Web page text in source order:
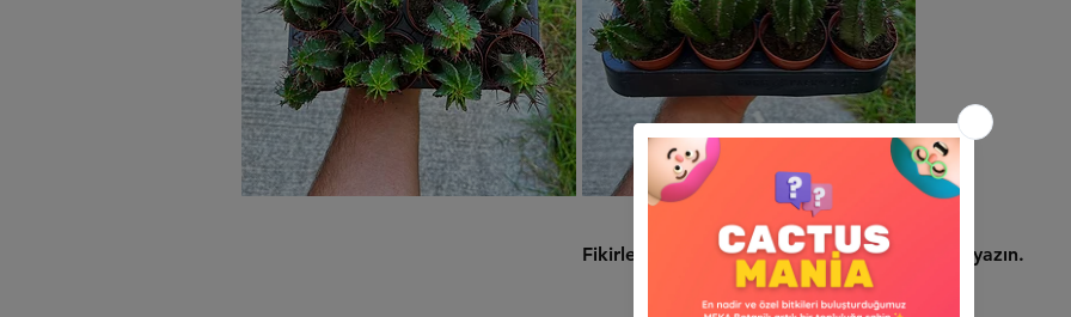
Henüz Değerlendirme Yok
Fikirlerinizi paylaşın. İlk değerlendirmeyi siz yazın.